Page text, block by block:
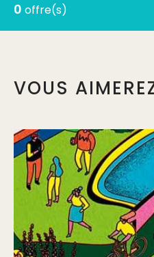
0 offre(s)
VOUS